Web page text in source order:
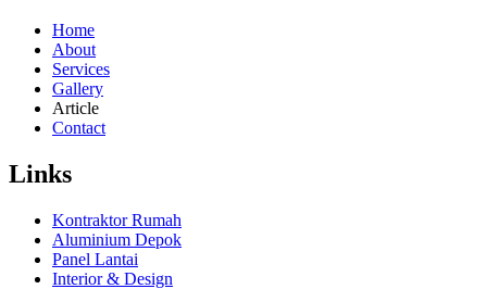
Home
About
Services
Gallery
Article
Contact
Links
Kontraktor Rumah
Aluminium Depok
Panel Lantai
Interior & Design